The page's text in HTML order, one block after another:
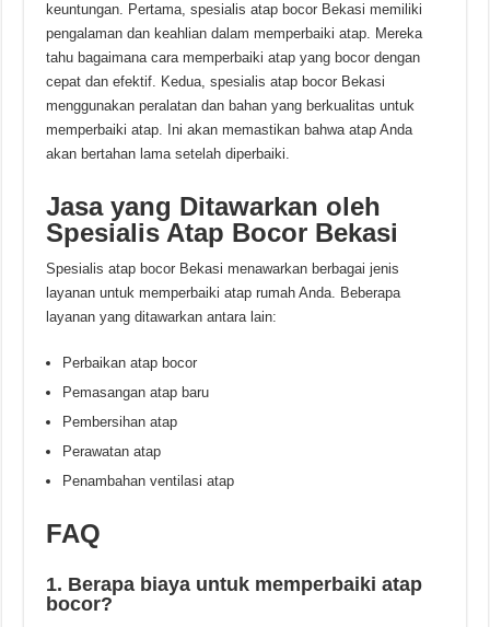
keuntungan. Pertama, spesialis atap bocor Bekasi memiliki
pengalaman dan keahlian dalam memperbaiki atap. Mereka
tahu bagaimana cara memperbaiki atap yang bocor dengan
cepat dan efektif. Kedua, spesialis atap bocor Bekasi
menggunakan peralatan dan bahan yang berkualitas untuk
memperbaiki atap. Ini akan memastikan bahwa atap Anda
akan bertahan lama setelah diperbaiki.
Jasa yang Ditawarkan oleh
Spesialis Atap Bocor Bekasi
Spesialis atap bocor Bekasi menawarkan berbagai jenis
layanan untuk memperbaiki atap rumah Anda. Beberapa
layanan yang ditawarkan antara lain:
Perbaikan atap bocor
Pemasangan atap baru
Pembersihan atap
Perawatan atap
Penambahan ventilasi atap
FAQ
1. Berapa biaya untuk memperbaiki atap
bocor?